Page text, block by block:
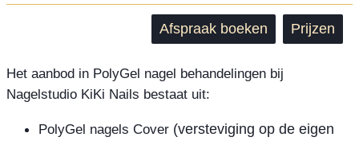
Afspraak boeken Prijzen
Het aanbod in PolyGel nagel behandelingen bij
Nagelstudio KiKi Nails bestaat uit:
PolyGel nagels Cover (versteviging op de eigen